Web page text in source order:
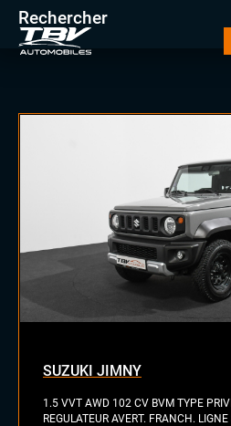
Rechercher
automatique
électrique
GPL
SUZUKI JIMNY
1.5 VVT AWD 102 CV BVM TYPE
REGULATEUR AVERT. FRANCH.